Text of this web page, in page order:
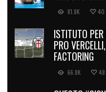
81.8K 40
ISTITUTO
PRO
FACTORING
66.8K 48